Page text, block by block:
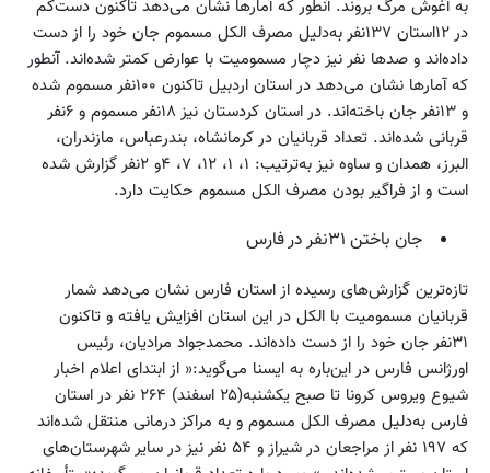
به آغوش مرگ بروند. آنطور که آمارها نشان می‌دهد تاکنون دست‌کم
در ۱۲استان ۱۳۷نفر به‌دلیل مصرف الکل مسموم جان خود را از دست
داده‌اند و صدها نفر نیز دچار مسمومیت با عوارض کمتر شده‌اند. آنطور
که آمارها نشان می‌دهد در استان اردبیل تاکنون ۱۰۰نفر مسموم شده
و ۱۳نفر جان باخته‌اند. در استان کردستان نیز ۱۸نفر مسموم و ۶نفر
قربانی شده‌اند. تعداد قربانیان در کرمانشاه، بندرعباس، مازندران،
البرز، همدان و ساوه نیز به‌ترتیب: ۱، ۱، ۱۲، ۷، ۴و ۲نفر گزارش شده
است و از فراگیر بودن مصرف الکل مسموم حکایت دارد.
جان باختن ۳۱نفر در فارس
تازه‌ترین گزارش‌های رسیده از استان فارس نشان می‌دهد شمار
قربانیان مسمومیت با الکل در این استان افزایش یافته و تاکنون
۳۱نفر جان خود را از دست داده‌اند. محمدجواد مرادیان، رئیس
اورژانس فارس در این‌باره به ایسنا می‌گوید:« از ابتدای اعلام اخبار
شیوع ویروس کرونا تا صبح یکشنبه(‌۲۵ اسفند) ۲۶۴ نفر در استان
فارس به‌دلیل مصرف الکل مسموم و به مراکز درمانی منتقل شده‌اند
که ۱۹۷ نفر از مراجعان در شیراز و ۵۴ نفر نیز در سایر شهرستان‌های